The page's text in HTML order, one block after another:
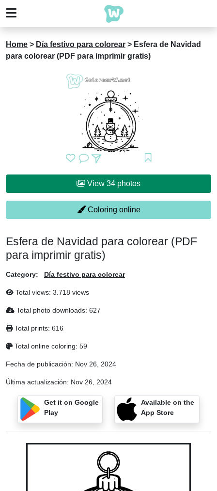
Home > Día festivo para colorear > Esfera de Navidad
para colorear (PDF para imprimir gratis)
View 34 photos
Coloring online
Esfera de Navidad para colorear (PDF
para imprimir gratis)
Category: Día festivo para colorear
Total views: 3.718 views
Total photo downloads: 627
Total prints: 616
Total online coloring: 59
Fecha de publicación: Nov 26, 2024
Última actualización: Nov 26, 2024
Get it on Google
Play
Available on the
App Store